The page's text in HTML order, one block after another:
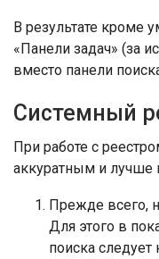
В результате кроме
«Панели задач» (за
вместо панели
Системный
При работе с
аккуратным и лучше
Прежде всего,
Для этого в
поиска следует